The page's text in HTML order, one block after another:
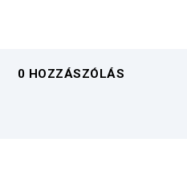
0 HOZZÁSZÓLÁS